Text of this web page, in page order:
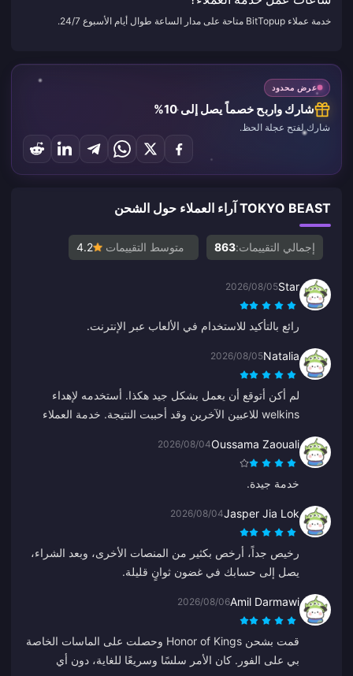
خدمة عملاء BitTopup متاحة على مدار الساعة طوال أيام الأسبوع 24/7.
عرض محدود
شارك واربح خصماً يصل إلى 10%
شارك لفتح عجلة الحظ.
TOKYO BEAST آراء العملاء حول الشحن
إجمالي التقييمات:863 متوسط التقييمات 4.2
Star
2026/08/05
رائع بالتأكيد للاستخدام في الألعاب عبر الإنترنت.
Natalia
2026/08/05
لم أكن أتوقع أن يعمل بشكل جيد هكذا. أستخدمه لإهداء
welkins للاعبين الآخرين وقد أحببت النتيجة. خدمة العملاء
منصة رائعة.
Oussama Zaouali
2026/08/04
خدمة جيدة.
Jasper Jia Lok
2026/08/04
رخيص جداً، أرخص بكثير من المنصات الأخرى، وبعد الشراء،
يصل إلى حسابك في غضون ثوانٍ قليلة.
Amil Darmawi
2026/08/06
قمت بشحن Honor of Kings وحصلت على الماسات الخاصة
بي على الفور. كان الأمر سلسًا وسريعًا للغاية، دون أي